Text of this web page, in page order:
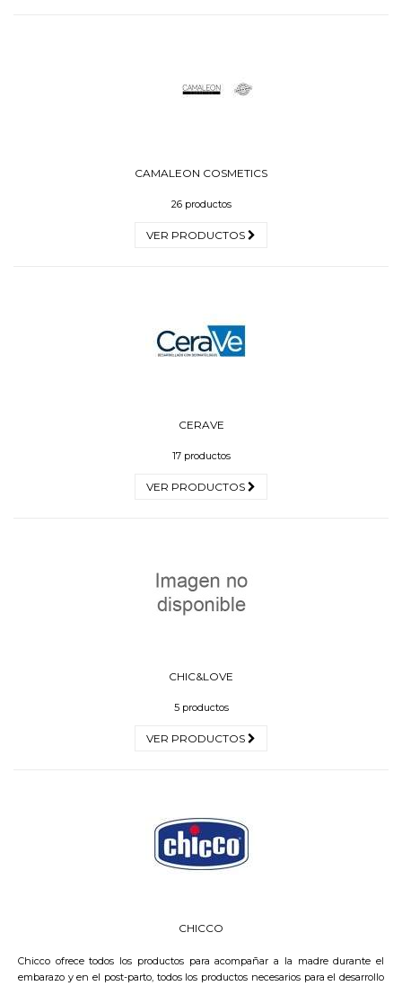
CAMALEON COSMETICS
26 productos
VER PRODUCTOS
CERAVE
17 productos
VER PRODUCTOS
CHIC&LOVE
5 productos
VER PRODUCTOS
CHICCO
Chicco ofrece todos los productos para acompañar a la madre durante el
embarazo y en el post-parto, todos los productos necesarios para el desarrollo